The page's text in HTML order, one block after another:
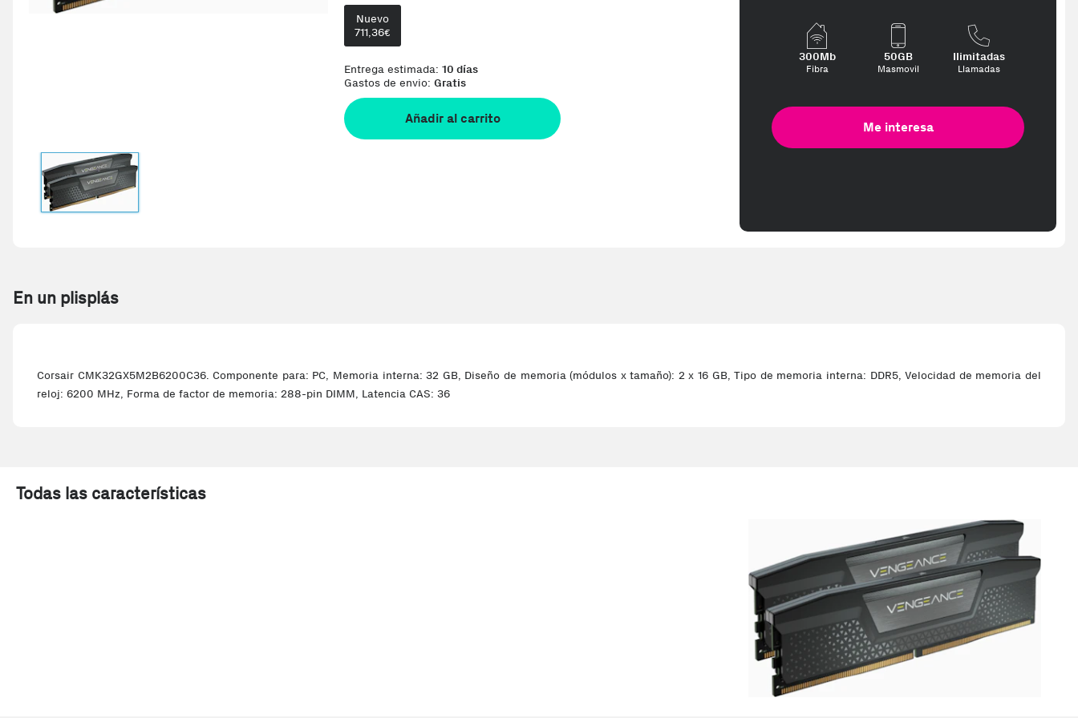
Nuevo
711,36€
Entrega estimada: 10 días
Gastos de envio: Gratis
Añadir al carrito
300Mb
Fibra
50GB
Masmovil
Ilimitadas
Llamadas
Me interesa
En un plisplás
Corsair CMK32GX5M2B6200C36. Componente para: PC, Memoria interna: 32 GB, Diseño de memoria (módulos x tamaño): 2 x 16 GB, Tipo de memoria interna: DDR5, Velocidad de memoria del
reloj: 6200 MHz, Forma de factor de memoria: 288-pin DIMM, Latencia CAS: 36
Todas las características